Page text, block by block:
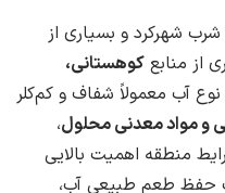
شهرکرد و بسیاری از
از منابع کوهستانی،
آب معمولاً شفاف و کم‌کلر
و مواد معدنی محلول،
منطقه اهمیت بالایی
حفظ طعم طبیعی آب،